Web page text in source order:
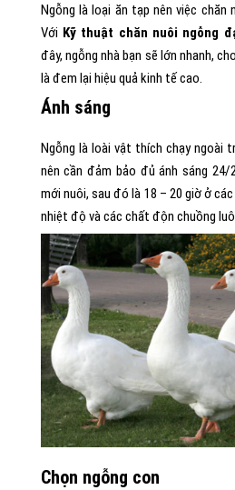
Ngỗng là loại ăn tạp nên việc
Với Kỹ thuật chăn nuôi ngỗng
đây, ngỗng nhà bạn sẽ lớn nhanh,
là đem lại hiệu quả kinh tế cao.
Ánh sáng
Ngỗng là loài vật thích chạy ngoài
nên cần đảm bảo đủ ánh sáng 24/
mới nuôi, sau đó là 18 – 20 giờ ở
nhiệt độ và các chất độn chuồng
Chọn ngỗng con